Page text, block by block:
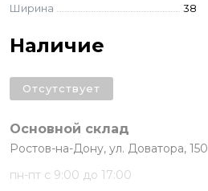
Ширина
38
Наличие
Основной склад
Ростов-на-Дону, ул. Доватора, 150
пн-пт с 9:00 до 17:00
Отсутствует